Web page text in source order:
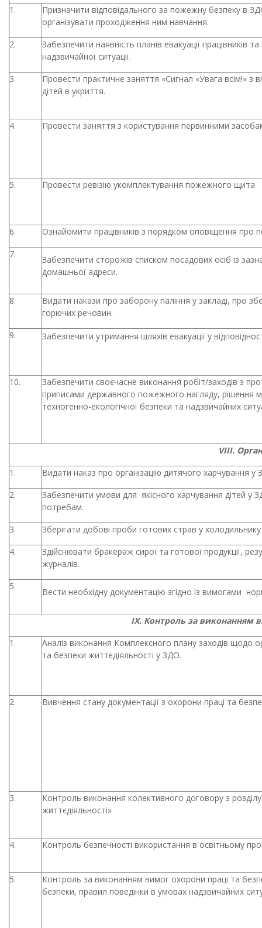
1.
Призначити відповідального за пожежну безпеку в
організувати проходження ним навчання.
2.
Забезпечити наявність планів евакуації працівників
надзвичайної ситуації.
3.
Провести практичне заняття «Сигнал «Увага всім!» з
дітей в укриття.
4. Провести заняття з користування первинними
5. Провести ревізію укомплектування пожежного щита
6.
Ознайомити працівників з порядком оповіщення про
7.
Забезпечити сторожів списком посадових осіб із
домашньої адреси.
8.
Видати накази про заборону паління у закладі, про
горючих речовин.
9.
Забезпечити утримання шляхів евакуації у
10.
Забезпечити своєчасне виконання робіт/заходів з
приписами державного пожежного нагляду, рішення
техногенно-екологічної безпеки та надзвичайних
VІІІ.
1.
Видати наказ про організацію дитячого харчування у
2.
Забезпечити умови для якісного харчування дітей у
потребам.
3.
Зберігати добові проби готових страв у
4.
Здійснювати бракераж сирої та готової продукції,
журналів.
5.
Вести необхідну документацію згідно із вимогами
IX. Контроль за виконанням
1.
Аналіз виконання Комплексного плану заходів щодо
та безпеки життєдіяльності у ЗДО.
2. Вивчення стану документації з охорони праці та
3.
Контроль виконання колективного договору з
життєдіяльності»
4. Контроль безпечності використання в освітньому
5.
Контроль за виконанням вимог охорони праці та
безпеки, правил поведінки в умовах надзвичайних